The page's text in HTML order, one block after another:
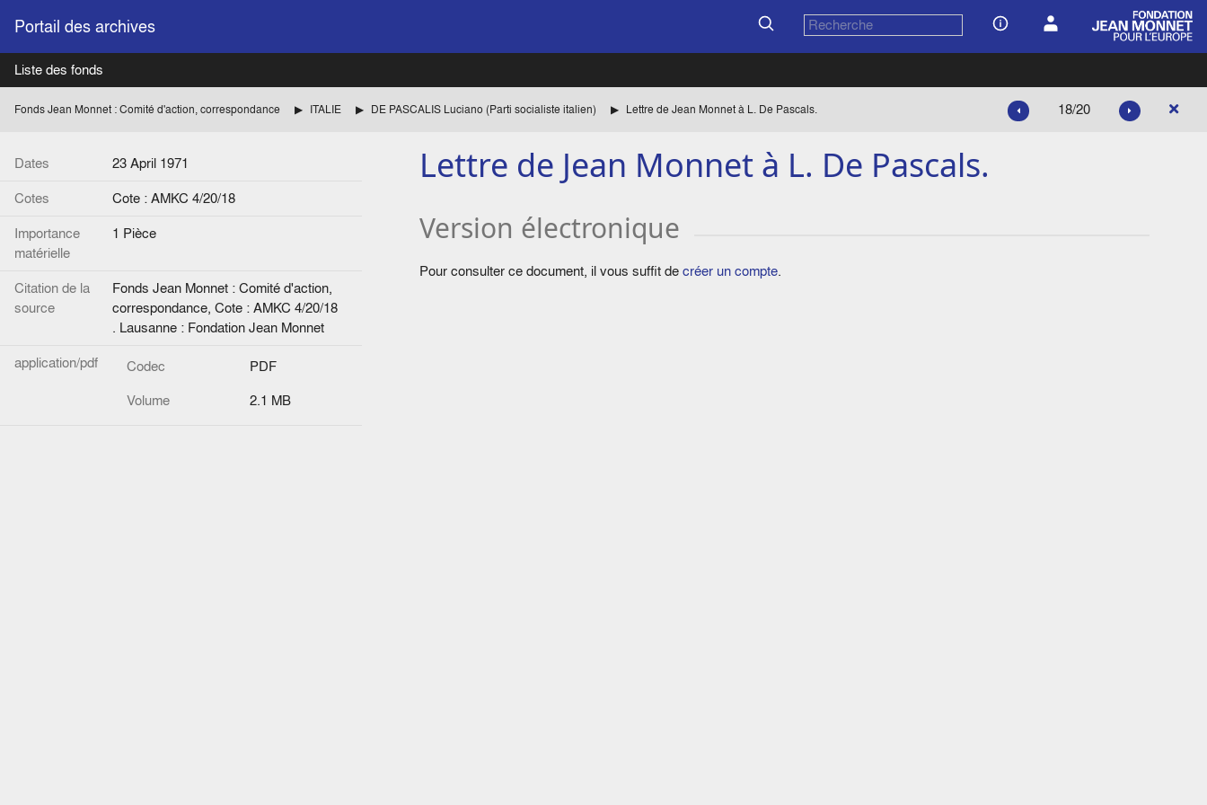
Portail des archives
Liste des fonds
Fonds Jean Monnet : Comité d'action, correspondance ITALIE DE PASCALIS Luciano (Parti socialiste italien) Lettre de Jean Monnet à L. De Pascals. 18/20
Dates
23 April 1971
Cotes
Cote : AMKC 4/20/18
Importance
matérielle
1 Pièce
Citation de la
source
Fonds Jean Monnet : Comité d'action,
correspondance, Cote : AMKC 4/20/18
. Lausanne : Fondation Jean Monnet
application/pdf
Codec
PDF
Volume
2.1 MB
Lettre de Jean Monnet à L. De Pascals.
Version électronique
Pour consulter ce document, il vous suffit decréer un compte.